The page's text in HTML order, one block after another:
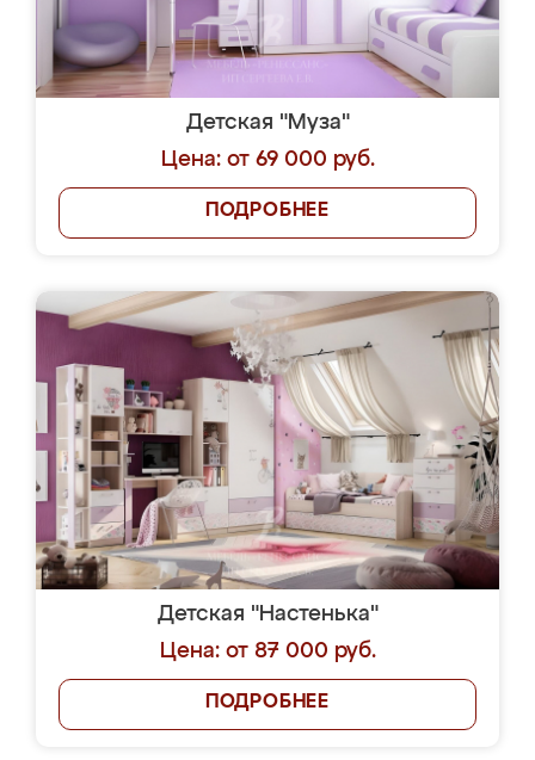
Детская "Муза"
Цена: от 69 000 руб.
ПОДРОБНЕЕ
Детская "Настенька"
Цена: от 87 000 руб.
ПОДРОБНЕЕ